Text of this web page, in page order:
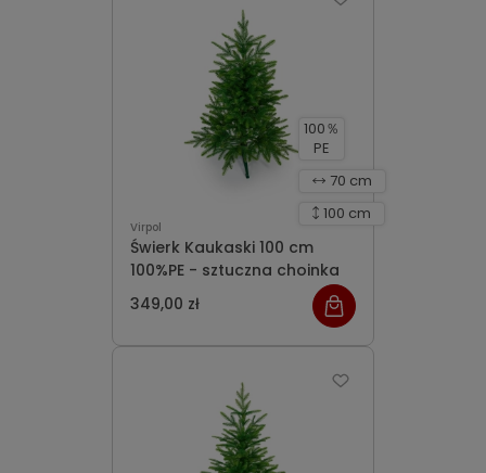
Virpol
Świerk Kaukaski 100 cm
100%PE - sztuczna choinka
349,00 zł
100 cm
70 cm
100％
PE